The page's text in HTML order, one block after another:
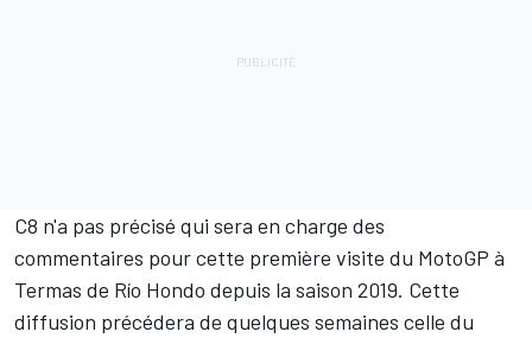
C8 n'a pas précisé qui sera en charge des
commentaires pour cette première visite du MotoGP à
Termas de Río Hondo depuis la saison 2019. Cette
diffusion précédera de quelques semaines celle du